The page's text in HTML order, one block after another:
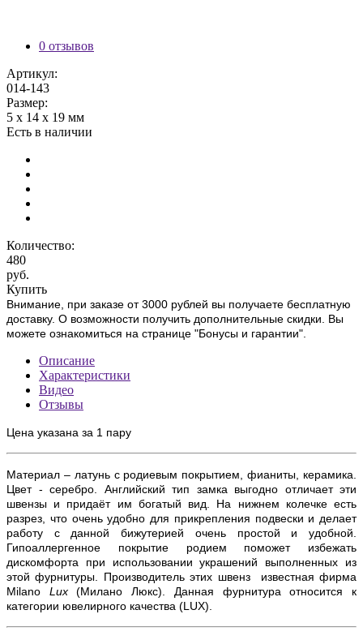
0 отзывов
Артикул:
014-143
Размер:
5 х 14 х 19 мм
Есть в наличии
Количество:
480
руб.
Купить
Внимание, при заказе от 3000 рублей вы получаете бесплатную
доставку. О возможности получить дополнительные скидки. Вы
можете ознакомиться на странице "Бонусы и гарантии".
Описание
Характеристики
Видео
Отзывы
Цена указана за 1 пару
Материал – латунь с родиевым покрытием, фианиты, керамика.
Цвет - серебро. Английский тип замка выгодно отличает эти
швензы и придаёт им богатый вид. На нижнем колечке есть
разрез, что очень удобно для прикрепления подвески и делает
работу с данной бижутерией очень простой и удобной.
Гипоаллергенное покрытие родием поможет избежать
дискомфорта при использовании украшений выполненных из
этой фурнитуры. Производитель этих швенз известная фирма
Milano
Lux(Милано Люкс). Данная фурнитура относится к
категории ювелирного качества (LUX)